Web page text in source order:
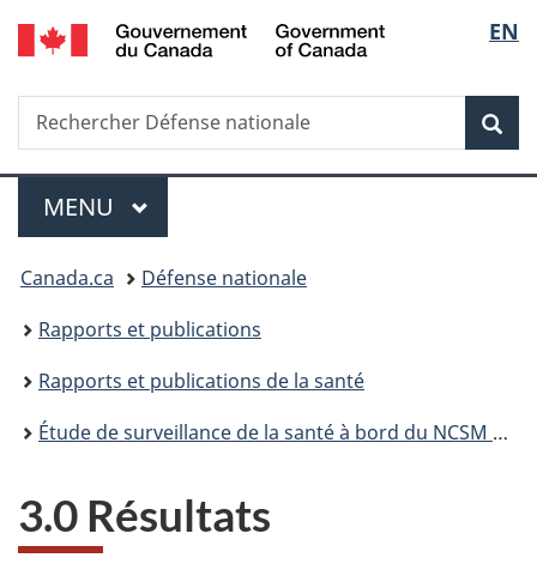
Passer
au
des
Passer
au
principal
Passer
à
Au
du
Passer
au
de
section
Passer
à
version
simplifiée
de
la
EN
Recherche
Rechercher
Défense
Menu
MENU PRINCIPAL
Vous
êtes
ici :
Canada.ca
Défense nationale
Rapports et publications
Rapports et publications de la santé
Étude de surveillance de la santé à bord du NCSM CHICOUTIMI
3.0 Résultats